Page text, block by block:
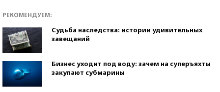
РЕКОМЕНДУЕМ:
Судьба наследства: истории удивительных
завещаний
Бизнес уходит под воду: зачем на суперъяхты
закупают субмарины